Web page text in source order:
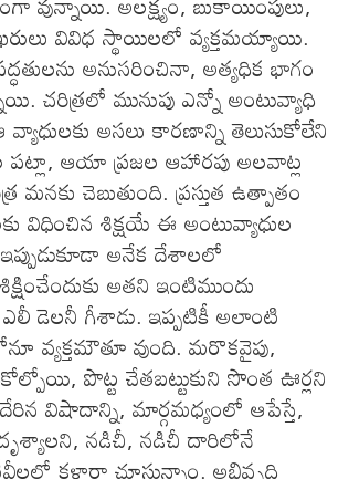
వివిధ స్థాయిలలో వ్యక్తమయ్యాయి.
అనుసరించినా, అత్యధిక భాగం
చరిత్రలో మునుపు ఎన్నో అంటువ్యాధి
అసలు కారణాన్ని తెలుసుకోలేని
ఆయా ప్రజల ఆహారపు అలవాట్ల
మనకు చెబుతుంది. ప్రస్తుత ఉత్పాతం
విధించిన శిక్షయే ఈ అంటువ్యాధుల
అనేక దేశాలలో
అతని ఇంటిముందు
ఎలీ డెలనీ గీశాడు. ఇప్పటికీ అలాంటి
వ్యక్తమౌతూ వుంది. మరొకవైపు,
పొట్ట చేతబట్టుకుని సొంత ఊర్లని
విషాదాన్ని, మార్గమధ్యంలో ఆపేస్తే,
నడిచీ, నడిచీ దారిలోనే
కళ్లారా చూస్తున్నాం. అభివృద్ధి